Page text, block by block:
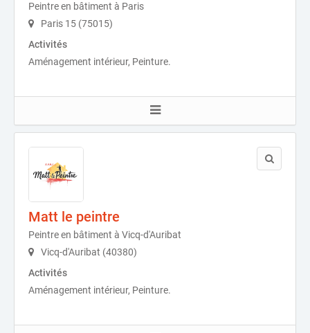
Peintre en bâtiment à Paris
Paris 15 (75015)
Activités
Aménagement intérieur, Peinture.
Matt le peintre
Peintre en bâtiment à Vicq-d'Auribat
Vicq-d'Auribat (40380)
Activités
Aménagement intérieur, Peinture.